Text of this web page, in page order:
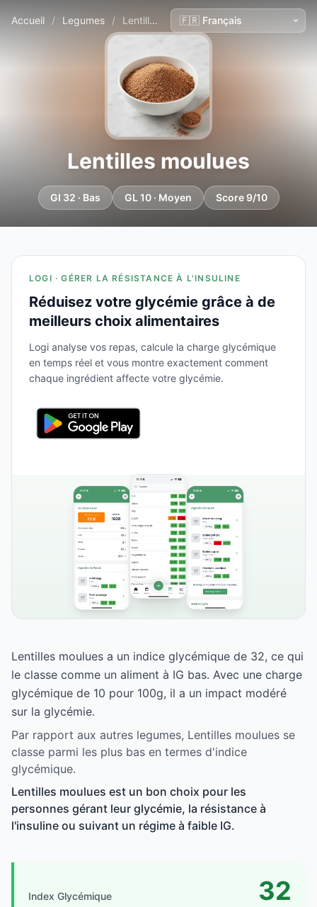
Accueil / Legumes / Lentilles moulues
Lentilles moulues
GI 32 · Bas GL 10 · Moyen Score 9/10
LOGI · GÉRER LA RÉSISTANCE À L'INSULINE
Réduisez votre glycémie grâce à de
meilleurs choix alimentaires
Logi analyse vos repas, calcule la charge glycémique
en temps réel et vous montre exactement comment
chaque ingrédient affecte votre glycémie.
Lentilles moulues a un indice glycémique de 32, ce qui
le classe comme un aliment à IG bas. Avec une charge
glycémique de 10 pour 100g, il a un impact modéré
sur la glycémie.
Par rapport aux autres legumes, Lentilles moulues se
classe parmi les plus bas en termes d'indice
glycémique.
Lentilles moulues est un bon choix pour les
personnes gérant leur glycémie, la résistance à
l'insuline ou suivant un régime à faible IG.
Index Glycémique 32